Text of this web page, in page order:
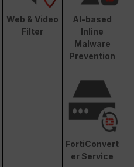
Web & Video
Filter
AI-based
Inline
Malware
Prevention
FortiConvert
er Service